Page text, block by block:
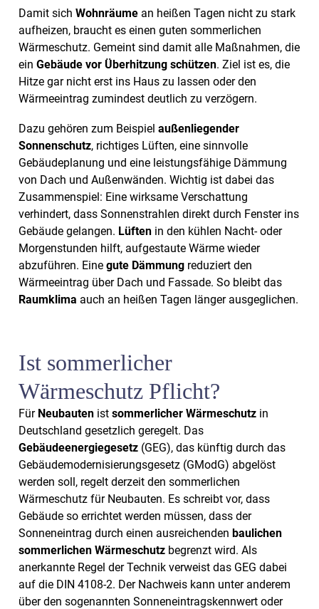
Damit sich Wohnräume an heißen Tagen nicht zu stark
aufheizen, braucht es einen guten sommerlichen
Wärmeschutz. Gemeint sind damit alle Maßnahmen, die
ein Gebäude vor Überhitzung schützen. Ziel ist es, die
Hitze gar nicht erst ins Haus zu lassen oder den
Wärmeeintrag zumindest deutlich zu verzögern.
Dazu gehören zum Beispiel außenliegender
Sonnenschutz, richtiges Lüften, eine sinnvolle
Gebäudeplanung und eine leistungsfähige Dämmung
von Dach und Außenwänden. Wichtig ist dabei das
Zusammenspiel: Eine wirksame Verschattung
verhindert, dass Sonnenstrahlen direkt durch Fenster ins
Gebäude gelangen. Lüften in den kühlen Nacht- oder
Morgenstunden hilft, aufgestaute Wärme wieder
abzuführen. Eine gute Dämmung reduziert den
Wärmeeintrag über Dach und Fassade. So bleibt das
Raumklima auch an heißen Tagen länger ausgeglichen.
Ist sommerlicher
Wärmeschutz Pflicht?
Für Neubauten ist sommerlicher Wärmeschutz in
Deutschland gesetzlich geregelt. Das
Gebäudeenergiegesetz (GEG), das künftig durch das
Gebäudemodernisierungsgesetz (GModG) abgelöst
werden soll, regelt derzeit den sommerlichen
Wärmeschutz für Neubauten. Es schreibt vor, dass
Gebäude so errichtet werden müssen, dass der
Sonneneintrag durch einen ausreichenden baulichen
sommerlichen Wärmeschutz begrenzt wird. Als
anerkannte Regel der Technik verweist das GEG dabei
auf die DIN 4108-2. Der Nachweis kann unter anderem
über den sogenannten Sonneneintragskennwert oder